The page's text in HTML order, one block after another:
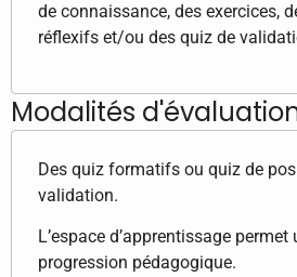
de connaissance, des exercices,
réflexifs et/ou des quiz de
Modalités
Des quiz formatifs ou quiz de
validation.
L’espace d’apprentissage
progression pédagogique.